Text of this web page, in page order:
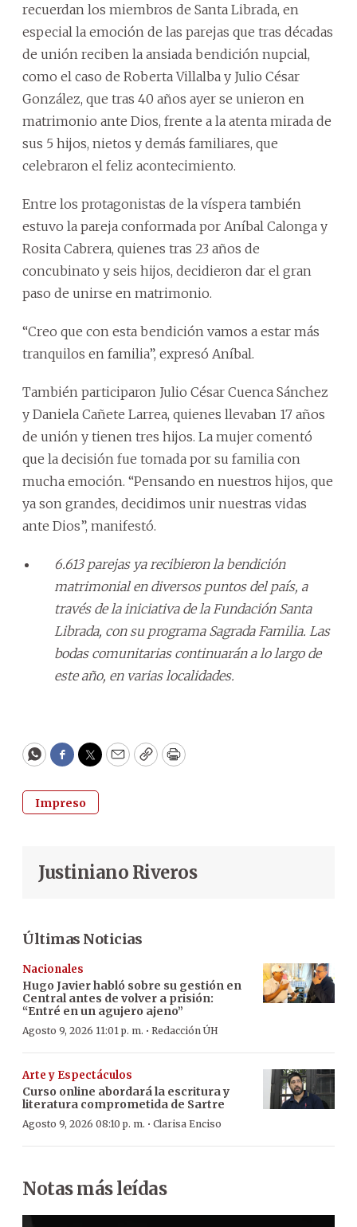
recuerdan los miembros de Santa Librada, en
especial la emoción de las parejas que tras décadas
de unión reciben la ansiada bendición nupcial,
como el caso de Roberta Villalba y Julio César
González, que tras 40 años ayer se unieron en
matrimonio ante Dios, frente a la atenta mirada de
sus 5 hijos, nietos y demás familiares, que
celebraron el feliz acontecimiento.
Entre los protagonistas de la víspera también
estuvo la pareja conformada por Aníbal Calonga y
Rosita Cabrera, quienes tras 23 años de
concubinato y seis hijos, decidieron dar el gran
paso de unirse en matrimonio.
“Creo que con esta bendición vamos a estar más
tranquilos en familia”, expresó Aníbal.
También participaron Julio César Cuenca Sánchez
y Daniela Cañete Larrea, quienes llevaban 17 años
de unión y tienen tres hijos. La mujer comentó
que la decisión fue tomada por su familia con
mucha emoción. “Pensando en nuestros hijos, que
ya son grandes, decidimos unir nuestras vidas
ante Dios”, manifestó.
6.613 parejas ya recibieron la bendición
matrimonial en diversos puntos del país, a
través de la iniciativa de la Fundación Santa
Librada, con su programa Sagrada Familia. Las
bodas comunitarias continuarán a lo largo de
este año, en varias localidades.
WhatsApp
Facebook
Twitter
EmailCopyPrint
Impreso
Justiniano Riveros
Últimas Noticias
Nacionales
Hugo Javier habló sobre su gestión en
Central antes de volver a prisión:
“Entré en un agujero ajeno”
Agosto 9, 2026 11:01 p. m. · Redacción ÚH
Arte y Espectáculos
Curso online abordará la escritura y
literatura comprometida de Sartre
Agosto 9, 2026 08:10 p. m. · Clarisa Enciso
Notas más leídas